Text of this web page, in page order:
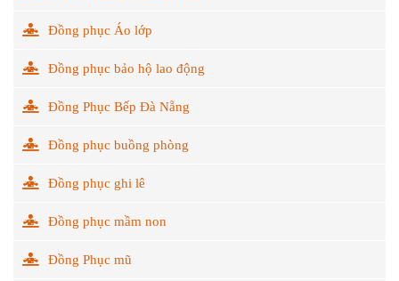
Đồng phục Áo lớp
Đồng phục bảo hộ lao động
Đồng Phục Bếp Đà Nẵng
Đồng phục buồng phòng
Đồng phục ghi lê
Đồng phục mầm non
Đồng Phục mũ